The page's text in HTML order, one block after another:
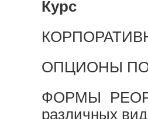
Курс
ОПЦИОНЫ
ФОРМЫ
различных